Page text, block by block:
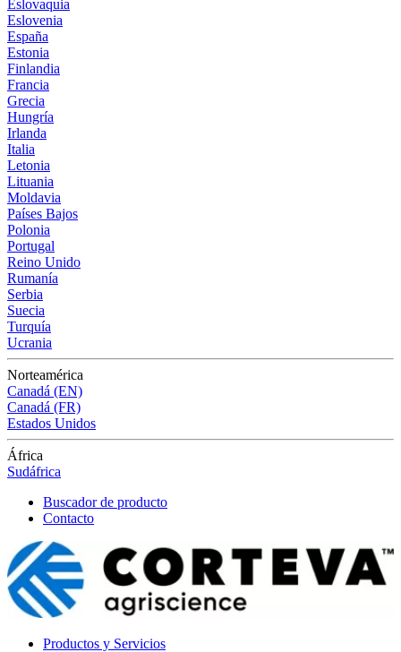
Eslovaquia
Eslovenia
España
Estonia
Finlandia
Francia
Grecia
Hungría
Irlanda
Italia
Letonia
Lituania
Moldavia
Países Bajos
Polonia
Portugal
Reino Unido
Rumanía
Serbia
Suecia
Turquía
Ucrania
Norteamérica
Canadá (EN)
Canadá (FR)
Estados Unidos
África
Sudáfrica
Buscador de producto
Contacto
Productos y Servicios